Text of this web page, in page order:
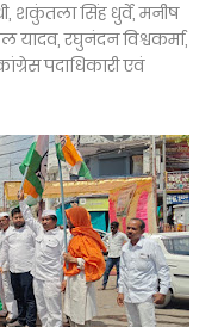
शकुंतला सिंह धुर्वे, मनीष
यादव, रघुनंदन विश्वकर्मा,
पदाधिकारी एवं